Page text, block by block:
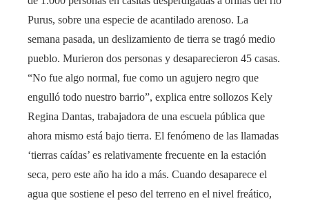
Purus, sobre una especie de acantilado arenoso. La
semana pasada, un deslizamiento de tierra se tragó medio
pueblo. Murieron dos personas y desaparecieron 45 casas.
“No fue algo normal, fue como un agujero negro que
engulló todo nuestro barrio”, explica entre sollozos Kely
Regina Dantas, trabajadora de una escuela pública que
ahora mismo está bajo tierra. El fenómeno de las llamadas
‘tierras caídas’ es relativamente frecuente en la estación
seca, pero este año ha ido a más. Cuando desaparece el
agua que sostiene el peso del terreno en el nivel freático,